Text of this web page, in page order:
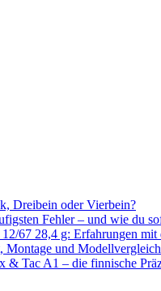
Dreibein oder Vierbein?
Fehler – und wie du
67 28,4 g: Erfahrungen mit
Montage und Modellvergleich
Tac A1 – die finnische